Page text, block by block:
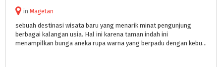
in Magetan
sebuah destinasi wisata baru yang menarik minat pengunjung
berbagai kalangan usia. Hal ini karena taman indah ini
menampilkan bunga aneka rupa warna yang berpadu dengan kebun sayuran di beberapa bagian.